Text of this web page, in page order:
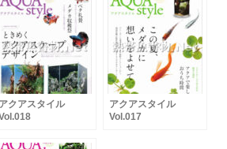
アクアスタイル
アクアスタイル
Vol.017